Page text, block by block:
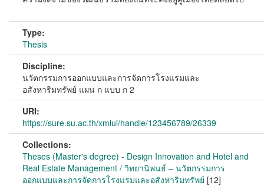
Type:
Thesis
Discipline:
นวัตกรรมการออกแบบและการจัดการโรงแรมและ
อสังหาริมทรัพย์ แผน ก แบบ ก 2
URI:
https://sure.su.ac.th/xmlui/handle/123456789/26339
Collections:
Theses (Master's degree) - Design Innovation and Hotel and
Real Estate Management / วิทยานิพนธ์ – นวัตกรรมการ
ออกแบบและการจัดการโรงแรมและอสังหาริมทรัพย์ [12]